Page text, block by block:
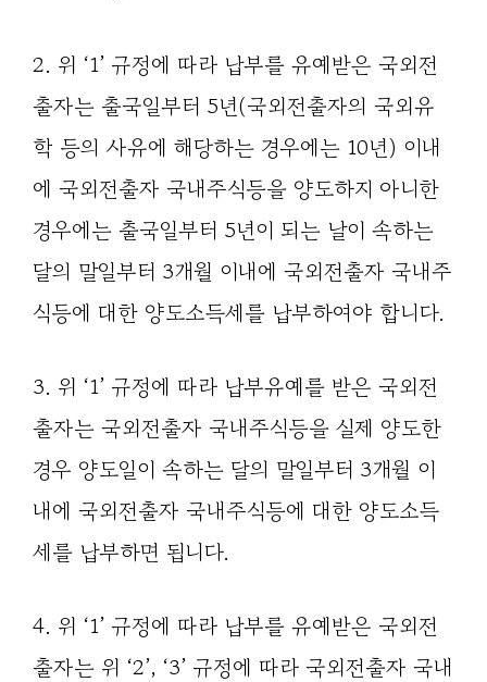
2. 위 ‘1’ 규정에 따라 납부를 유예받은 국외전
출자는 출국일부터 5년(국외전출자의 국외유
학 등의 사유에 해당하는 경우에는 10년) 이내
에 국외전출자 국내주식등을 양도하지 아니한
경우에는 출국일부터 5년이 되는 날이 속하는
달의 말일부터 3개월 이내에 국외전출자 국내주
식등에 대한 양도소득세를 납부하여야 합니다.
3. 위 ‘1’ 규정에 따라 납부유예를 받은 국외전
출자는 국외전출자 국내주식등을 실제 양도한
경우 양도일이 속하는 달의 말일부터 3개월 이
내에 국외전출자 국내주식등에 대한 양도소득
세를 납부하면 됩니다.
4. 위 ‘1’ 규정에 따라 납부를 유예받은 국외전
출자는 위 ‘2’, ‘3’ 규정에 따라 국외전출자 국내